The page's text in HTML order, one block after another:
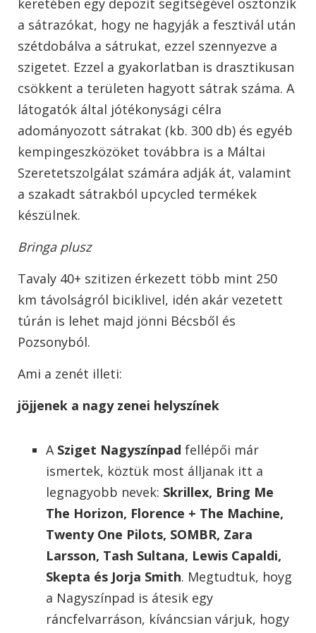
keretében egy depozit segítségével ösztönzik
a sátrazókat, hogy ne hagyják a fesztivál után
szétdobálva a sátrukat, ezzel szennyezve a
szigetet. Ezzel a gyakorlatban is drasztikusan
csökkent a területen hagyott sátrak száma. A
látogatók által jótékonysági célra
adományozott sátrakat (kb. 300 db) és egyéb
kempingeszközöket továbbra is a Máltai
Szeretetszolgálat számára adják át, valamint
a szakadt sátrakból upcycled termékek
készülnek.
Bringa plusz
Tavaly 40+ szitizen érkezett több mint 250
km távolságról biciklivel, idén akár vezetett
túrán is lehet majd jönni Bécsből és
Pozsonyból.
Ami a zenét illeti:
jöjjenek a nagy zenei helyszínek
A Sziget Nagyszínpad fellépői már
ismertek, köztük most álljanak itt a
legnagyobb nevek: Skrillex, Bring Me
The Horizon, Florence + The Machine,
Twenty One Pilots, SOMBR, Zara
Larsson, Tash Sultana, Lewis Capaldi,
Skepta és Jorja Smith. Megtudtuk, hoyg
a Nagyszínpad is átesik egy
ráncfelvarráson, kíváncsian várjuk, hogy